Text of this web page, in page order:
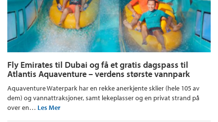
Fly Emirates til Dubai og få et gratis dagspass til
Atlantis Aquaventure – verdens største vannpark
Aquaventure Waterpark har en rekke anerkjente sklier (hele 105 av
dem) og vannattraksjoner, samt lekeplasser og en privat strand på
over en… Les Mer